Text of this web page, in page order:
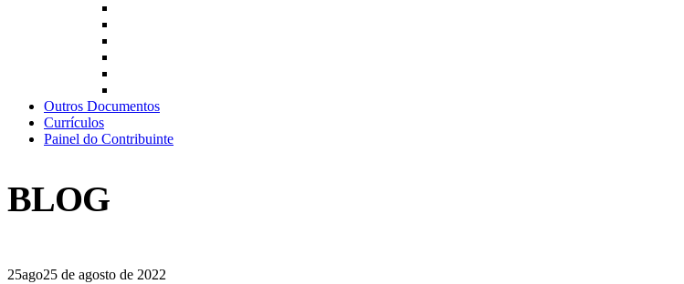
Outros Documentos
Currículos
Painel do Contribuinte
BLOG
25ago25 de agosto de 2022